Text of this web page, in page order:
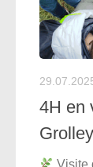
4H en
Grolley